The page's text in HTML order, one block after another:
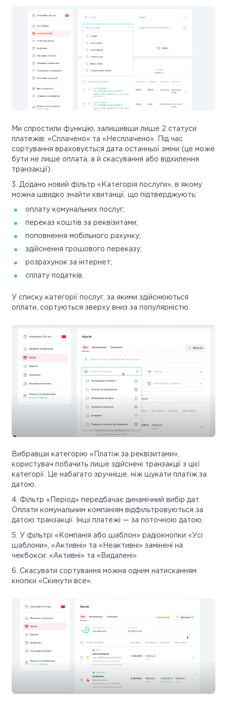
Ми спростили функцію, залишивши лише 2 статуси
платежів: «Сплачено» та «Несплачено». Під час
сортування враховується дата останньої зміни (це може
бути не лише оплата, а й скасування або відхилення
транзакції).
3. Додано новий фільтр «Категорія послуги», в якому
можна швидко знайти квитанції, що підтверджують:
оплату комунальних послуг;
переказ коштів за реквізитами;
поповнення мобільного рахунку;
здійснення грошового переказу;
розрахунок за інтернет;
сплату податків.
У списку категорії послуг, за якими здійснюються
оплати, сортуються зверху вниз за популярністю.
Вибравши категорію «Платіж за реквізитами»,
користувач побачить лише здійснені транзакції з цієї
категорії. Це набагато зручніше, ніж шукати платіж за
датою.
4. Фільтр «Період» передбачає динамічний вибір дат.
Оплати комунальним компаніям відфільтровуються за
датою транзакції. Інші платежі — за поточною датою.
5. У фільтрі «Компанія або шаблон» радіокнопки «Усі
шаблони», «Активні» та «Неактивні» замінені на
чекбокси: «Активні» та «Видалені».
6. Скасувати сортування можна одним натисканням
кнопки «Скинути все».